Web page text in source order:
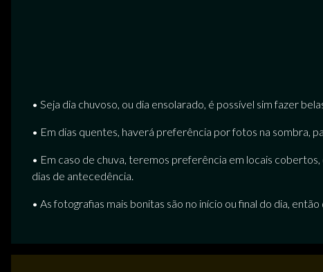
• Seja dia chuvoso, ou dia ensolarado, é possível sim fazer
• Em dias quentes, haverá preferência por fotos na sombra,
• Em caso de chuva, teremos preferência em locais
dias de antecedência.
• As fotografias mais bonitas são no início ou final do dia,